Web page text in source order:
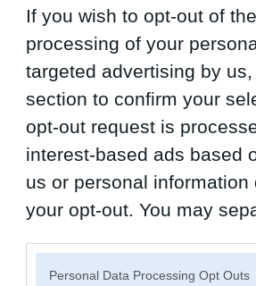
If you wish to opt-out of
processing of your
targeted advertising by
section to confirm your
opt-out request is
interest-based ads based
us or personal
your opt-out. You may
Personal Data Processing Opt Outs